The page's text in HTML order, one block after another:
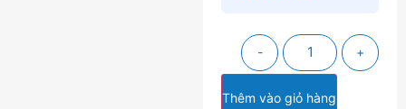
- +
Thêm vào giỏ hàng